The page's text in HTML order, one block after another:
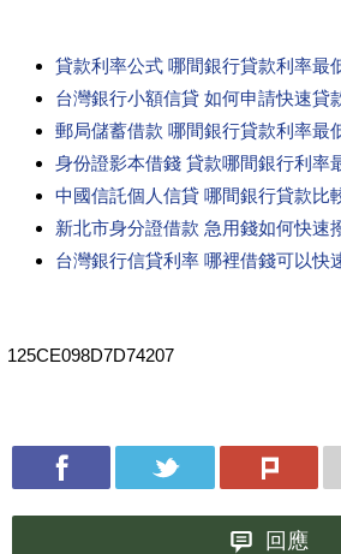
貸款利率公式 哪間銀行貸款利率最
台灣銀行小額信貸 如何申請快速貸
郵局儲蓄借款 哪間銀行貸款利率最
身份證影本借錢 貸款哪間銀行利率
中國信託個人信貸 哪間銀行貸款比
新北市身分證借款 急用錢如何快速
台灣銀行信貸利率 哪裡借錢可以快
125CE098D7D74207
回應